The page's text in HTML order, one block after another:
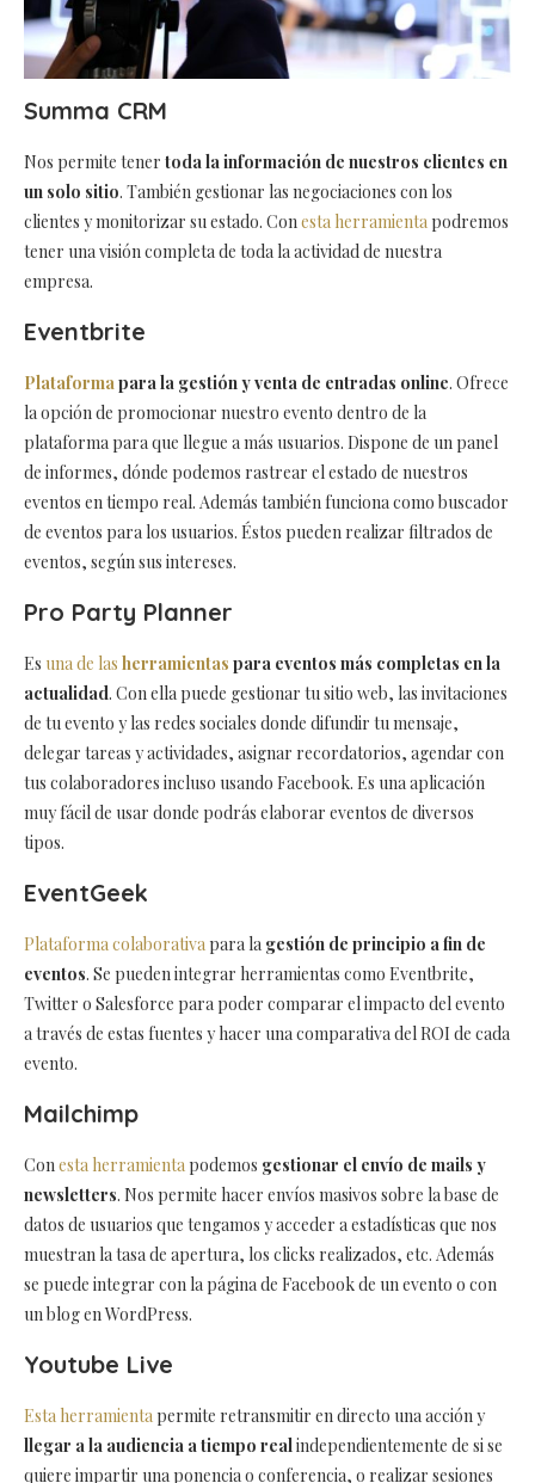
Summa CRM
Nos permite tener toda la información de nuestros clientes en
un solo sitio. También gestionar las negociaciones con los
clientes y monitorizar su estado. Conesta herramienta podremos
tener una visión completa de toda la actividad de nuestra
empresa.
Eventbrite
Plataformapara la gestión y venta de entradas online. Ofrece
la opción de promocionar nuestro evento dentro de la
plataforma para que llegue a más usuarios. Dispone de un panel
de informes, dónde podemos rastrear el estado de nuestros
eventos en tiempo real. Además también funciona como buscador
de eventos para los usuarios. Éstos pueden realizar filtrados de
eventos, según sus intereses.
Pro Party Planner
Es una de las herramientas para eventos más completas en la
actualidad. Con ella puede gestionar tu sitio web, las invitaciones
de tu evento y las redes sociales donde difundir tu mensaje,
delegar tareas y actividades, asignar recordatorios, agendar con
tus colaboradores incluso usando Facebook. Es una aplicación
muy fácil de usar donde podrás elaborar eventos de diversos
tipos.
EventGeek
Plataforma colaborativa para la gestión de principio a fin de
eventos. Se pueden integrar herramientas como Eventbrite,
Twitter o Salesforce para poder comparar el impacto del evento
a través de estas fuentes y hacer una comparativa del ROI de cada
evento.
Mailchimp
Conesta herramienta podemos gestionar el envío de mails y
newsletters. Nos permite hacer envíos masivos sobre la base de
datos de usuarios que tengamos y acceder a estadísticas que nos
muestran la tasa de apertura, los clicks realizados, etc. Además
se puede integrar con la página de Facebook de un evento o con
un blog en WordPress.
Youtube Live
Esta herramienta permite retransmitir en directo una acción y
llegar a la audiencia a tiempo realindependientemente de si se
quiere impartir una ponencia o conferencia, o realizar sesiones